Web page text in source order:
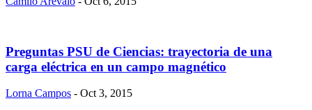
Preguntas PSU de Ciencias: trayectoria de una
carga eléctrica en un campo magnético
Lorna Campos - Oct 3, 2015